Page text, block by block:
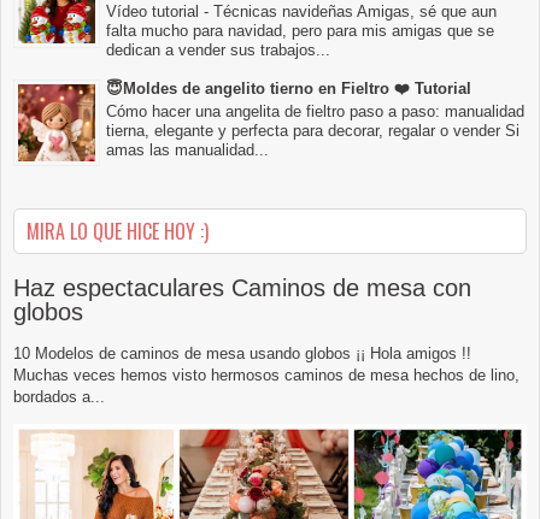
Vídeo tutorial - Técnicas navideñas Amigas, sé que aun
falta mucho para navidad, pero para mis amigas que se
dedican a vender sus trabajos...
😇Moldes de angelito tierno en Fieltro ❤️ Tutorial
Cómo hacer una angelita de fieltro paso a paso: manualidad
tierna, elegante y perfecta para decorar, regalar o vender Si
amas las manualidad...
MIRA LO QUE HICE HOY :)
Haz espectaculares Caminos de mesa con
globos
10 Modelos de caminos de mesa usando globos ¡¡ Hola amigos !!
Muchas veces hemos visto hermosos caminos de mesa hechos de lino,
bordados a...